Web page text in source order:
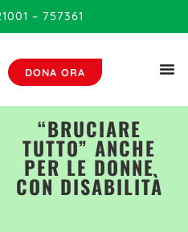
– 757361
DONA ORA
“BRUCIARE
TUTTO” ANCHE
PER LE DONNE
CON DISABILITÀ